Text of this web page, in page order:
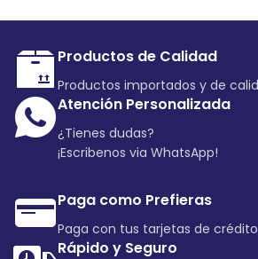
Productos de Calidad
Productos importados y de
Atención Personalizada
¿Tienes dudas?
¡Escribenos via WhatsApp!
Paga como Prefieras
Paga con tus tarjetas de
Rápido y Seguro